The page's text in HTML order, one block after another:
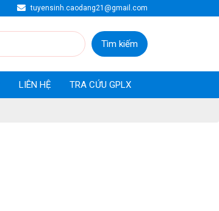
tuyensinh.caodang21@gmail.com
Tìm kiếm
LIÊN HỆ TRA CỨU GPLX